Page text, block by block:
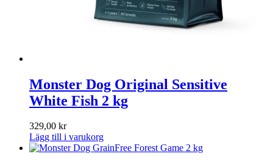
Monster Dog Original Sensitive
White Fish 2 kg
329,00 kr
Lägg till i varukorg